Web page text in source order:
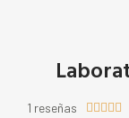
1 reseñas     